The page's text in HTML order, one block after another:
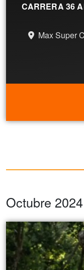
CARRERA 36
Max Super
Octubre 2024